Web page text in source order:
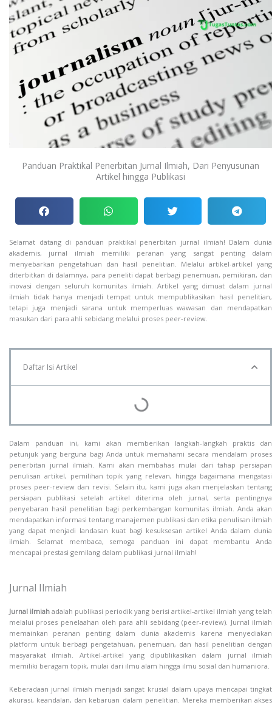
Panduan Praktikal Penerbitan Jurnal Ilmiah, Dari Penyusunan
Artikel hingga Publikasi
Selamat datang di panduan praktikal penerbitan jurnal ilmiah! Dalam dunia
akademis, jurnal ilmiah memiliki peranan yang sangat penting dalam
menyebarkan pengetahuan dan hasil penelitian. Melalui artikel-artikel yang
diterbitkan di dalamnya, para peneliti dapat berbagi penemuan, pemikiran, dan
inovasi dengan seluruh komunitas ilmiah. Artikel yang dimuat dalam jurnal
ilmiah tidak hanya menjadi tempat untuk mempublikasikan hasil penelitian,
tetapi juga menjadi sarana untuk memperluas wawasan dan mendapatkan
masukan dari para ahli sebidang melalui proses peer-review.
Daftar Isi Artikel
Dalam panduan ini, kami akan memberikan langkah-langkah praktis dan
petunjuk yang berguna bagi Anda untuk memahami secara mendalam proses
penerbitan jurnal ilmiah. Kami akan membahas mulai dari tahap persiapan
penulisan artikel, pemilihan topik yang relevan, hingga bagaimana mengatasi
proses peer-review dan revisi. Selain itu, kami juga akan menjelaskan tentang
persiapan publikasi setelah artikel diterima oleh jurnal, serta pentingnya
penyebaran hasil penelitian bagi perkembangan komunitas ilmiah. Anda akan
mendapatkan informasi tentang manajemen publikasi dan etika penulisan ilmiah
yang dapat menjadi landasan kuat bagi kesuksesan artikel Anda dalam dunia
ilmiah. Selamat membaca, semoga panduan ini dapat membantu Anda
mencapai prestasi gemilang dalam publikasi jurnal ilmiah!
Jurnal Ilmiah
Jurnal ilmiah adalah publikasi periodik yang berisi artikel-artikel ilmiah yang telah
melalui proses penelaahan oleh para ahli sebidang (peer-review). Jurnal ilmiah
memainkan peranan penting dalam dunia akademis karena menyediakan
platform untuk berbagi pengetahuan, penemuan, dan hasil penelitian dengan
masyarakat ilmiah. Artikel-artikel yang dipublikasikan dalam jurnal ilmiah
memiliki beragam topik, mulai dari ilmu alam hingga ilmu sosial dan humaniora.
Keberadaan jurnal ilmiah menjadi sangat krusial dalam upaya mencapai tingkat
akurasi, keandalan, dan kebaruan dalam penelitian. Mereka memberikan akses